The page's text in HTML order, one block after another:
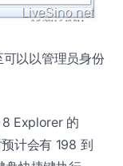
以以管理员身份
Explorer 的
计会有 198 到